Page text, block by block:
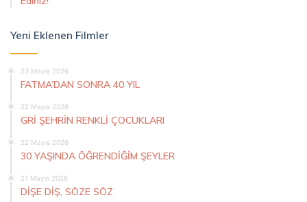
Yeni Eklenen Filmler
23 Mayıs 2026
FATMA’DAN SONRA 40 YIL
22 Mayıs 2026
GRİ ŞEHRİN RENKLİ ÇOCUKLARI
22 Mayıs 2026
30 YAŞINDA ÖĞRENDİĞİM ŞEYLER
21 Mayıs 2026
DİŞE DİŞ, SÖZE SÖZ